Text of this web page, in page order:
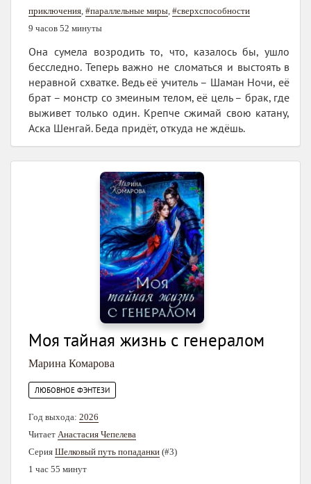
приключения #параллельные миры #сверхспособности
9 часов 52 минуты
Она сумела возродить то, что, казалось бы, ушло
бесследно. Теперь важно не сломаться и выстоять в
неравной схватке. Ведь её учитель – Шаман Ночи, её
брат – монстр со змеиным телом, её цель – брак, где
выживет только один. Крепче сжимай свою катану,
Аска Шенгай. Беда придёт, откуда не ждёшь.
Моя тайная жизнь с генералом
Марина Комарова
ЛЮБОВНОЕ ФЭНТЕЗИ
Год выхода: 2026
Читает Анастасия Чепелева
Серия Шелковый путь попаданки (#3)
1 час 55 минут